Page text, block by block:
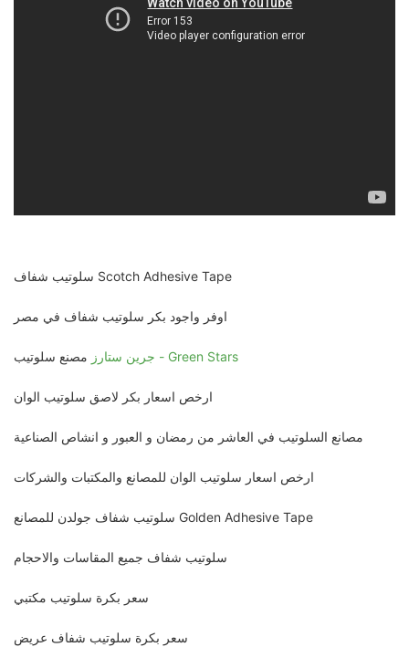
سلوتيب شفاف Scotch Adhesive Tape
اوفر واجود بكر سلوتيب شفاف في مصر
جرين ستارز - Green Stars
ارخص اسعار بكر لاصق سلوتيب الوان
مصانع السلوتيب في العاشر من رمضان و العبور و انشاص الصناعية
ارخص اسعار سلوتيب الوان للمصانع والمكتبات والشركات
سلوتيب شفاف جولدن للمصانع Golden Adhesive Tape
سلوتيب شفاف جميع المقاسات والاحجام
سعر بكرة سلوتيب مكتبي
سعر بكرة سلوتيب شفاف عريض